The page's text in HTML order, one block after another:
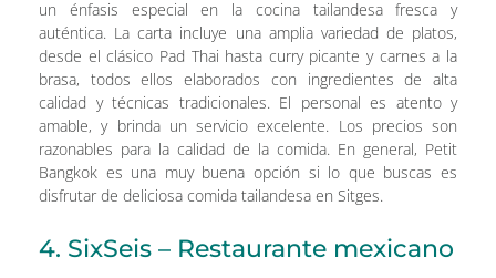
un énfasis especial en la cocina tailandesa fresca y
auténtica. La carta incluye una amplia variedad de platos,
desde el clásico Pad Thai hasta curry picante y carnes a la
brasa, todos ellos elaborados con ingredientes de alta
calidad y técnicas tradicionales. El personal es atento y
amable, y brinda un servicio excelente. Los precios son
razonables para la calidad de la comida. En general, Petit
Bangkok es una muy buena opción si lo que buscas es
disfrutar de deliciosa comida tailandesa en Sitges.
4. SixSeis – Restaurante mexicano